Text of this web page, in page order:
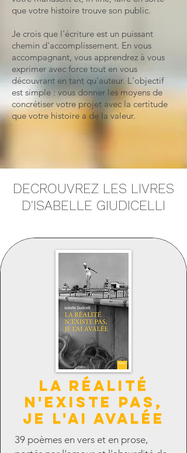
que votre histoire trouve son public.
Je crois que l'écriture est un puissant
chemin d'accomplissement. En vous
accompagnant, vous apprendrez à vous
exprimer avec force tout en vous
découvrant en tant qu'auteur. L'objectif
est simple : vous donner les moyens de
concrétiser votre projet avec la certitude
que votre histoire a de la valeur.
DECROUVREZ LES LIVRES
D'ISABELLE GIUDICELLI
LA RéALITé
N'EXISTE PAS,
JE L'AI AVALéE
39 poèmes en vers et en prose,